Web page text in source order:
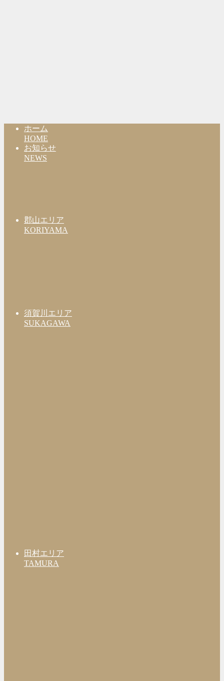
ホーム
HOME
お知らせ
NEWS
郡山エリア
KORIYAMA
須賀川エリア
SUKAGAWA
田村エリア
TAMURA